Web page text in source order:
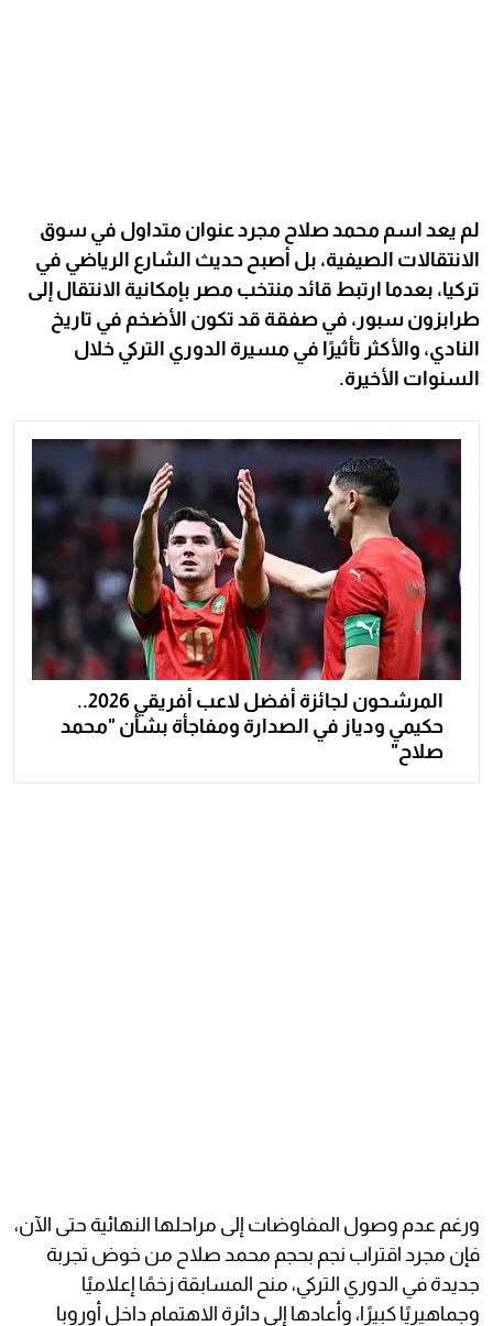
لم يعد اسم محمد صلاح مجرد عنوان متداول في سوق
الانتقالات الصيفية، بل أصبح حديث الشارع الرياضي في
تركيا، بعدما ارتبط قائد منتخب مصر بإمكانية الانتقال إلى
طرابزون سبور، في صفقة قد تكون الأضخم في تاريخ
النادي، والأكثر تأثيرًا في مسيرة الدوري التركي خلال
السنوات الأخيرة.
المرشحون لجائزة أفضل لاعب أفريقي 2026..
حكيمي ودياز في الصدارة ومفاجأة بشأن "محمد
صلاح"
ورغم عدم وصول المفاوضات إلى مراحلها النهائية حتى الآن،
فإن مجرد اقتراب نجم بحجم محمد صلاح من خوض تجربة
جديدة في الدوري التركي، منح المسابقة زخمًا إعلاميًا
وجماهيريًا كبيرًا، وأعادها إلى دائرة الاهتمام داخل أوروبا